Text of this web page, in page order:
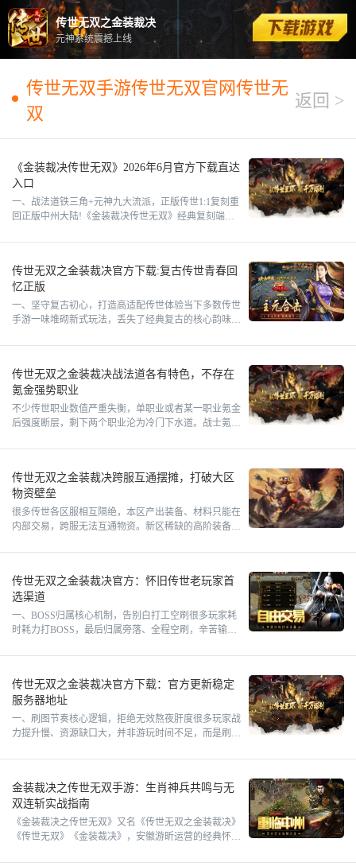
传世无双之金装裁决
元神系统震撼上线
传世无双手游传世无双官网传世无
双
返回 >
《金装裁决传世无双》2026年6月官方下载直达
入口
一、战法道铁三角+元神九大流派，正版传世1:1复刻重
回正版中州大陆!《金装裁决传世无双》经典复刻端游
合，九大流
传世无双之金装裁决官方下载:复古传世青春回
忆正版
一、坚守复古初心，打造高适配传世体验当下多数传世
手游一味堆砌新式玩法，丢失了经典复古的核心韵味。
完整保留传世经典
传世无双之金装裁决战法道各有特色，不存在
氪金强势职业
不少传世职业数值严重失衡，单职业或者某一职业氪金
后强度断层，剩下两个职业沦为冷门下水道。战士氪金
氪玩家选法师、道
传世无双之金装裁决跨服互通摆摊，打破大区
物资壁垒
很多传世各区服相互隔绝，本区产出装备、材料只能在
内部交易，跨服无法互通物资。新区稀缺的高阶装备、
价蹲本区摊位，发
传世无双之金装裁决官方：怀旧传世老玩家首
选渠道
一、BOSS归属核心机制，告别白打工空刷很多玩家耗
时耗力打BOSS，最后归属旁落、全程空刷，辛苦输出
定规则。传
传世无双之金装裁决官方下载：官方更新稳定
服务器地址
一、刷图节奏核心逻辑，拒绝无效熬夜肝度很多玩家战
力提升慢、资源缺口大，并非游玩时间不足，而是刷图
传世无双之金装裁
金装裁决之传世无双手游：生肖神兵共鸣与无
双连斩实战指南
《金装裁决之传世无双》又名《传世无双之金装裁决》
《传世无双》《金装裁决》，安徽游昕运营的经典怀旧